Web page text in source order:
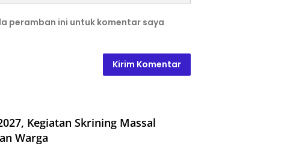
peramban ini untuk komentar saya
Kegiatan Skrining Massal
Warga